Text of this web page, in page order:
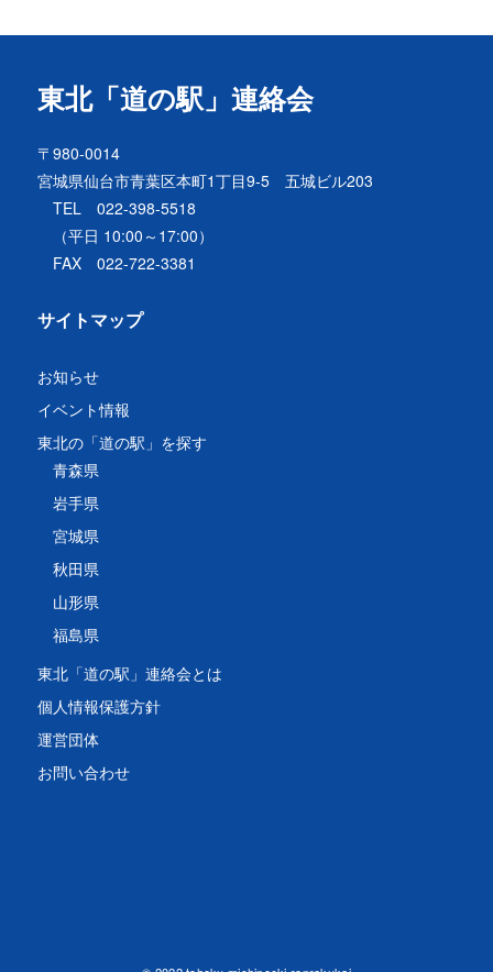
東北「道の駅」連絡会
〒980-0014
宮城県仙台市青葉区本町1丁目9-5 五城ビル203
TEL 022-398-5518
（平日 10:00～17:00）
FAX 022-722-3381
サイトマップ
お知らせ
イベント情報
東北の「道の駅」を探す
青森県
岩手県
宮城県
秋田県
山形県
福島県
東北「道の駅」連絡会とは
個人情報保護方針
運営団体
お問い合わせ